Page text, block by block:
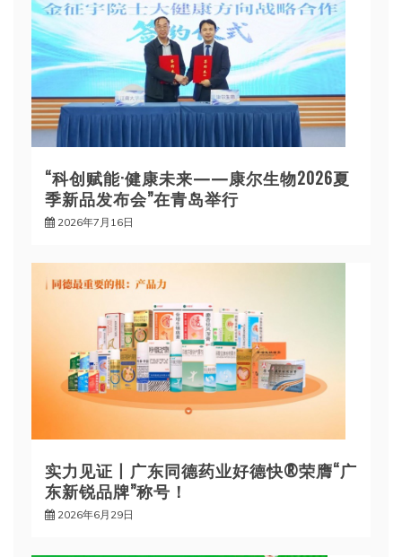
“科创赋能·健康未来——康尔生物2026夏
季新品发布会”在青岛举行
2026年7月16日
实力见证丨广东同德药业好德快®荣膺“广
东新锐品牌”称号！
2026年6月29日